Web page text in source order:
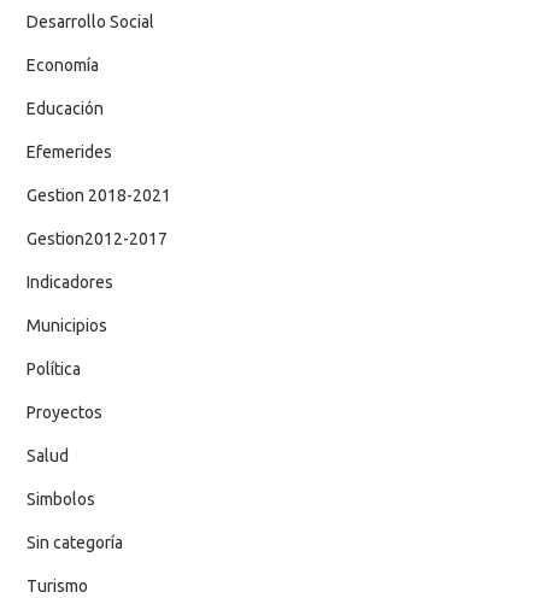
Desarrollo Social
Economía
Educación
Efemerides
Gestion 2018-2021
Gestion2012-2017
Indicadores
Municipios
Política
Proyectos
Salud
Simbolos
Sin categoría
Turismo